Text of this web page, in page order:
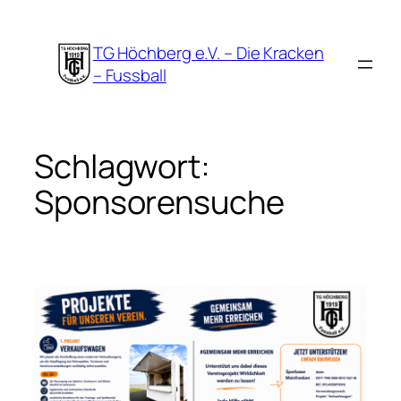
springen
TG Höchberg e.V. – Die Kracken
– Fussball
Schlagwort:
Sponsorensuche